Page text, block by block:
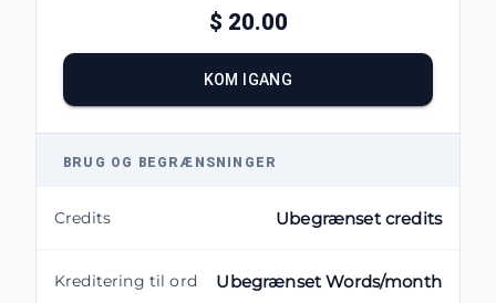
$ 20.00
KOM IGANG
BRUG OG BEGRÆNSNINGER
Credits Ubegrænset credits
Kreditering til ord Ubegrænset Words/month